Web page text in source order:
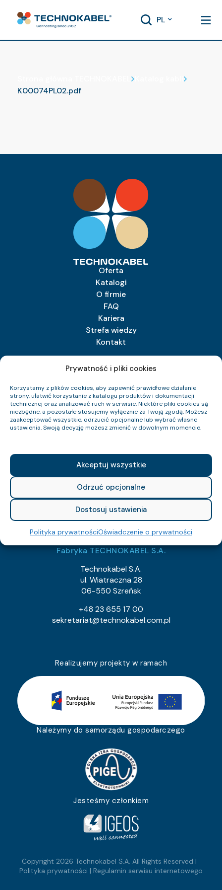
Prywatność i pliki cookies
Korzystamy z plików cookies, aby zapewnić prawidłowe działanie
strony, ułatwić korzystanie z katalogu produktów i dokumentacji
technicznej oraz analizować ruch w serwisie. Niektóre pliki cookies są
niezbędne, a pozostałe stosujemy wyłącznie za Twoją zgodą. Możesz
zaakceptować wszystkie, odrzucić opcjonalne lub wybrać własne
ustawienia. Swoją decyzję możesz zmienić w dowolnym momencie.
Akceptuj wszystkie
Odrzuć opcjonalne
Dostosuj ustawienia
Polityka prywatnościOświadczenie o prywatności
PL
Katalog kabli
K00074PL02.pdf
Oferta
Katalogi
O firmie
FAQ
Kariera
Strefa wiedzy
Kontakt
TECHNOKABEL S.A.
Technokabel S.A.
ul. Nasielska 55
04-343 Warszawa
+48 22 516 97 77
NIP: 526-021-37-87
REGON: 010560659
KRS: 129682
export@technokabel.com.pl
tech@technokabel.com.pl
Fabryka TECHNOKABEL S.A.
Technokabel S.A.
ul. Wiatraczna 28
06-550 Szreńsk
+48 23 655 17 00
sekretariat@technokabel.com.pl
Realizujemy projekty w ramach
Należymy do samorządu gospodarczego
Jesteśmy członkiem
Copyright 2026 Technokabel S.A. All Rights Reserved |
Polityka prywatności | Regulamin serwisu internetowego